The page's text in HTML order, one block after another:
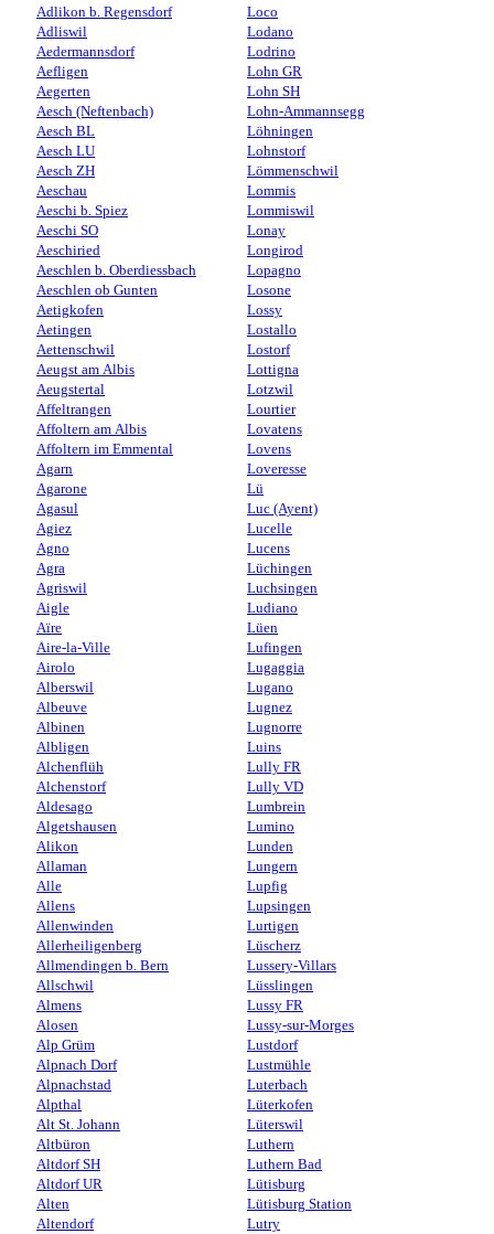
Adlikon b. Regensdorf
Adliswil
Aedermannsdorf
Aefligen
Aegerten
Aesch (Neftenbach)
Aesch BL
Aesch LU
Aesch ZH
Aeschau
Aeschi b. Spiez
Aeschi SO
Aeschiried
Aeschlen b. Oberdiessbach
Aeschlen ob Gunten
Aetigkofen
Aetingen
Aettenschwil
Aeugst am Albis
Aeugstertal
Affeltrangen
Affoltern am Albis
Affoltern im Emmental
Agarn
Agarone
Agasul
Agiez
Agno
Agra
Agriswil
Aigle
Aïre
Aire-la-Ville
Airolo
Alberswil
Albeuve
Albinen
Albligen
Alchenflüh
Alchenstorf
Aldesago
Algetshausen
Alikon
Allaman
Alle
Allens
Allenwinden
Allerheiligenberg
Allmendingen b. Bern
Allschwil
Almens
Alosen
Alp Grüm
Alpnach Dorf
Alpnachstad
Alpthal
Alt St. Johann
Altbüron
Altdorf SH
Altdorf UR
Alten
Altendorf
Loco
Lodano
Lodrino
Lohn GR
Lohn SH
Lohn-Ammannsegg
Löhningen
Lohnstorf
Lömmenschwil
Lommis
Lommiswil
Lonay
Longirod
Lopagno
Losone
Lossy
Lostallo
Lostorf
Lottigna
Lotzwil
Lourtier
Lovatens
Lovens
Loveresse
Lü
Luc (Ayent)
Lucelle
Lucens
Lüchingen
Luchsingen
Ludiano
Lüen
Lufingen
Lugaggia
Lugano
Lugnez
Lugnorre
Luins
Lully FR
Lully VD
Lumbrein
Lumino
Lunden
Lungern
Lupfig
Lupsingen
Lurtigen
Lüscherz
Lussery-Villars
Lüsslingen
Lussy FR
Lussy-sur-Morges
Lustdorf
Lustmühle
Luterbach
Lüterkofen
Lüterswil
Luthern
Luthern Bad
Lütisburg
Lütisburg Station
Lutry